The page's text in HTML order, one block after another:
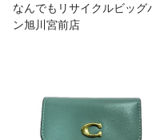
なんでもリサイクルビッグ
ン旭川宮前店